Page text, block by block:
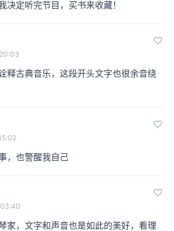
决定听完节目，买书来收藏！
释古典音乐，这段开头文字也很余音绕
，也警醒我自己
家，文字和声音也是如此的美好，看理